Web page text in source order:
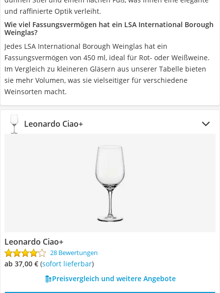
und raffinierte Optik verleiht.
Wie viel Fassungsvermögen hat ein LSA International Borough
Weinglas?
Jedes LSA International Borough Weinglas hat ein
Fassungsvermögen von 450 ml, ideal für Rot- oder Weißweine.
Im Vergleich zu kleineren Gläsern aus unserer Tabelle bieten
sie mehr Volumen, was sie vielseitiger für verschiedene
Weinsorten macht.
Leonardo Ciao+
Leonardo Ciao+
28 Bewertungen
ab 37,00 € ( Sofort lieferbar)
Preisvergleich und weitere Angebote